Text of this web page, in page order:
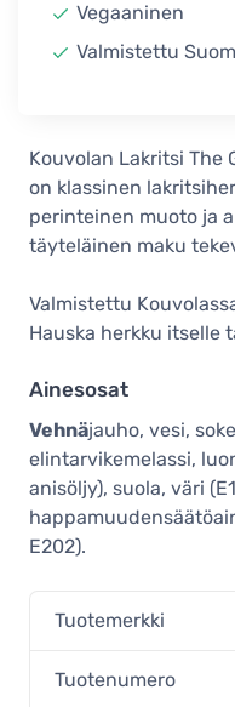
Vegaaninen
Valmistettu
Kouvolan Lakritsi The
on klassinen
perinteinen muoto ja
täyteläinen maku
Valmistettu
Hauska herkku itselle
Ainesosat
Vehnäjauho, vesi,
elintarvikemelassi,
anisöljy), suola, väri
E202).
Tuotemerkki
Tuotenumero